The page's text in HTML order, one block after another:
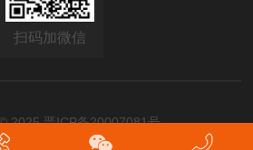
扫码加微信
2025晋ICP备20007081号